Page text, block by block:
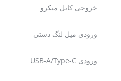
خروجی کابل میکرو
ورودی میل لنگ دستی
ورودی USB-A/Type-C